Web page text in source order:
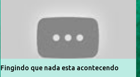
Rocinha. A assessora de Direitos Humanos
da Anistia Internacional, Renata Neder, disse
à Agência Brasil que ações e atividades de
mobilização são feitas normalmente pela
organização não governamental. As ações
de solidariedade são promovidas em apoio
Fingindo que nada esta acontecendo